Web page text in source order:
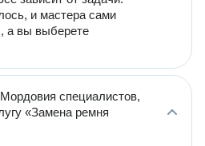
и мастера сами
а вы выберете
специалистов,
«Замена ремня